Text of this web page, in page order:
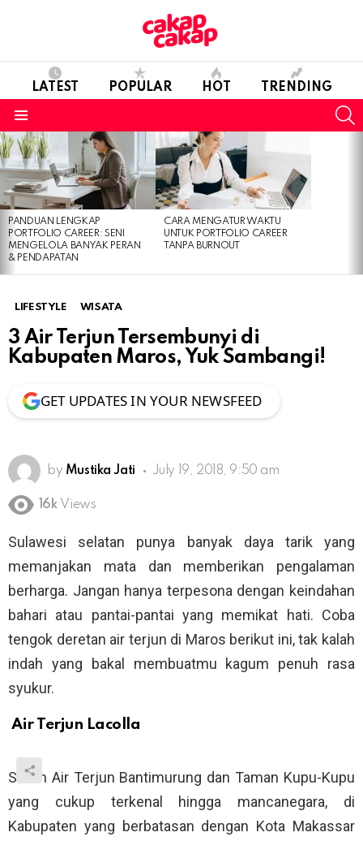
LATEST POPULAR HOT TRENDING
LATEST
STORIES
PANDUAN LENGKAP
PORTFOLIO CAREER: SENI
MENGELOLA BANYAK PERAN
& PENDAPATAN
CARA MENGATUR WAKTU
UNTUK PORTFOLIO CAREER
TANPA BURNOUT
LIFESTYLE WISATA
3 Air Terjun Tersembunyi di
Kabupaten Maros, Yuk Sambangi!
GET UPDATES IN YOUR NEWSFEED
by Mustika Jati July 19, 2018, 9:50 am
16k Views
Sulawesi selatan punya banyak daya tarik yang
memanjakan mata dan memberikan pengalaman
berharga. Jangan hanya terpesona dengan keindahan
bahari atau pantai-pantai yang memikat hati. Coba
tengok deretan air terjun di Maros berikut ini, tak kalah
indah yang bakal membuatmu kagum penuh rasa
syukur.
Air Terjun Lacolla
Selain Air Terjun Bantimurung dan Taman Kupu-Kupu
yang cukup terkenal hingga mancanegara, di
Kabupaten yang berbatasan dengan Kota Makassar